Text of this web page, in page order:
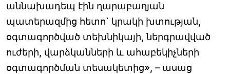
աննախադեպ էին ղարաբաղյան
պատերազմից հետո` կրակի խտության,
օգտագործված տեխնիկայի, ներգրավված
ուժերի, վարձկանների և ահաբեկիչների
օգտագործման տեսակետից», – ասաց